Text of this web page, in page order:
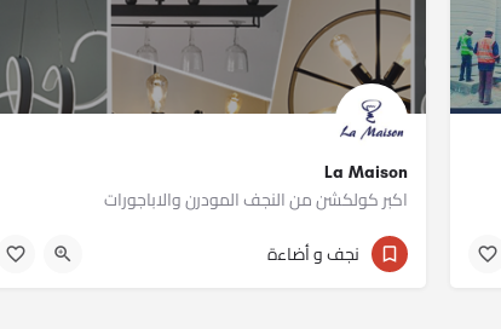
La Maison
اكبر كولكشن من النجف المودرن والاباجورات
011 12235641
نجف و أضاءة